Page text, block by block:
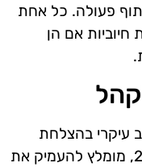
פעולה. כל אחת
חיוביות אם הן
עיקרי בהצלחת
אסטרטגיית תוכן B2B. בשנת 2025, מומלץ להעמיק את